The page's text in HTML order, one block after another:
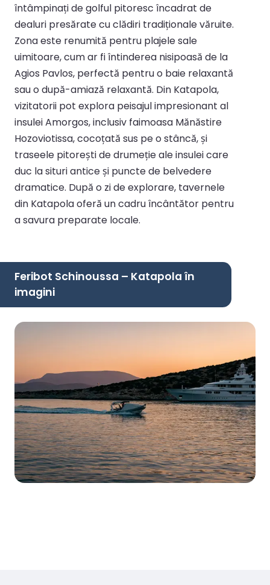
întâmpinați de golful pitoresc încadrat de
dealuri presărate cu clădiri tradiționale văruite.
Zona este renumită pentru plajele sale
uimitoare, cum ar fi întinderea nisipoasă de la
Agios Pavlos, perfectă pentru o baie relaxantă
sau o după-amiază relaxantă. Din Katapola,
vizitatorii pot explora peisajul impresionant al
insulei Amorgos, inclusiv faimoasa Mănăstire
Hozoviotissa, cocoțată sus pe o stâncă, și
traseele pitorești de drumeție ale insulei care
duc la situri antice și puncte de belvedere
dramatice. După o zi de explorare, tavernele
din Katapola oferă un cadru încântător pentru
a savura preparate locale.
Feribot Schinoussa – Katapola în
imagini